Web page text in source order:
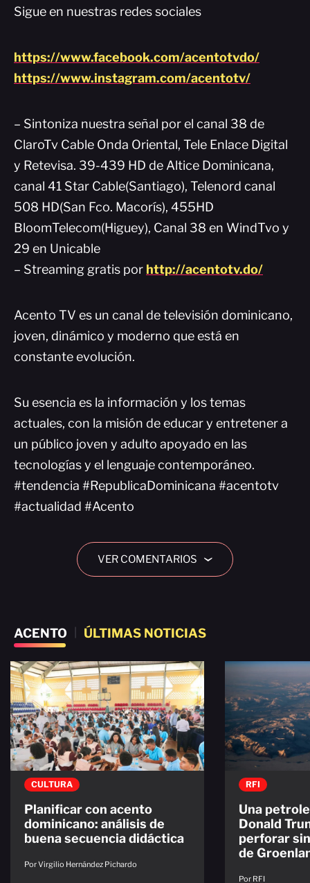
Sigue en nuestras redes sociales
https://www.facebook.com/acentotvdo/
https://www.instagram.com/acentotv/
– Sintoniza nuestra señal por el canal 38 de
ClaroTv Cable Onda Oriental, Tele Enlace Digital
y Retevisa. 39-439 HD de Altice Dominicana,
canal 41 Star Cable(Santiago), Telenord canal
508 HD(San Fco. Macorís), 455HD
BloomTelecom(Higuey), Canal 38 en WindTvo y
29 en Unicable
– Streaming gratis por http://acentotv.do/
Acento TV es un canal de televisión dominicano,
joven, dinámico y moderno que está en
constante evolución.
Su esencia es la información y los temas
actuales, con la misión de educar y entretener a
un público joven y adulto apoyado en las
tecnologías y el lenguaje contemporáneo.
#tendencia #RepublicaDominicana #acentotv
#actualidad #Acento
VER COMENTARIOS ›
ACENTO ÚLTIMAS NOTICIAS
CULTURA
Planificar con acento
dominicano: análisis de
buena secuencia didáctica
Por Virgilio Hernández Pichardo
RFI
Una
Donald
perforar
de
Por RFI